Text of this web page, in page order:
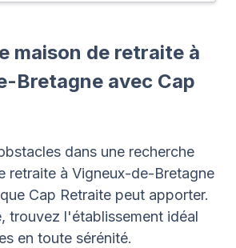
maison de retraite à
Bretagne avec Cap
dans une recherche
retraite à Vigneux-de-Bretagne
Cap Retraite peut apporter.
trouvez l'établissement idéal
en toute sérénité.